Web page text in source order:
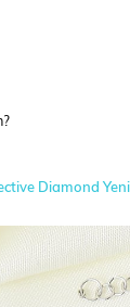
Diamond